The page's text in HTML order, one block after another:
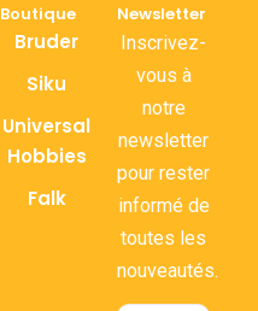
Boutique
Bruder
Siku
Universal
Hobbies
Falk
Newsletter
Inscrivez-
vous à
notre
newsletter
pour rester
informé de
toutes les
nouveautés.